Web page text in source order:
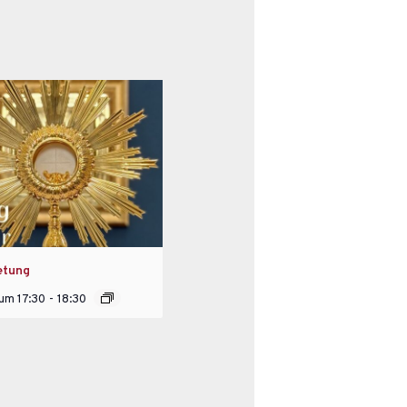
17:30 - 18:30